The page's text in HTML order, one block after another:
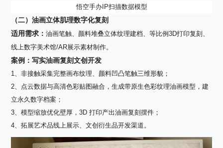
悟空手办IP扫描数据模型
（二）油画立体肌理数字化复刻
适用需求：油画笔触、颜料堆叠立体纹理建档、等比例3D打印复刻、
线上数字美术馆/AR展示素材制作。
案例：写实油画复刻文创开发
1、非接触采集完整画布纹理、颜料凹凸笔触三维形貌；
2、点云数据与高清色彩贴图融合，生成带原生色彩纹理油画模型，建
立永久数字档案；
3、模型缩放优化壁厚，3D打印产出油画复刻摆件；
4、拓展艺术品线上展示、文创衍生品开发渠道。